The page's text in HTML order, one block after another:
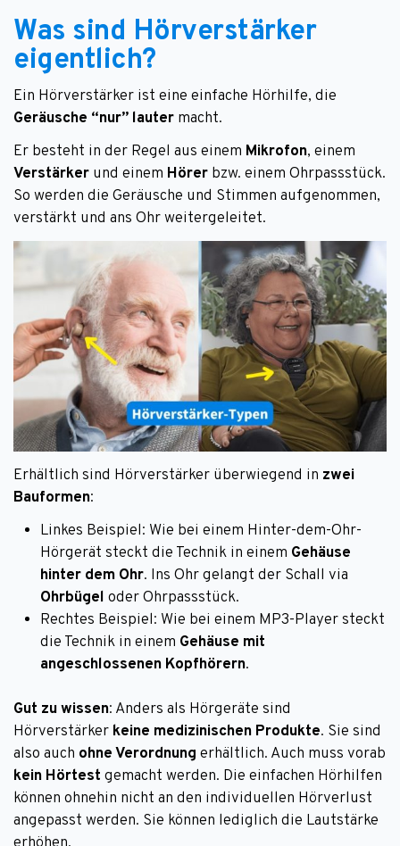
Was sind Hörverstärker
eigentlich?
Ein Hörverstärker ist eine einfache Hörhilfe, die
Geräusche “nur” lauter macht.
Er besteht in der Regel aus einem Mikrofon, einem
Verstärker und einem Hörer bzw. einem Ohrpassstück.
So werden die Geräusche und Stimmen aufgenommen,
verstärkt und ans Ohr weitergeleitet.
Erhältlich sind Hörverstärker überwiegend in zwei
Bauformen:
Linkes Beispiel: Wie bei einem Hinter-dem-Ohr-
Hörgerät steckt die Technik in einem Gehäuse
hinter dem Ohr. Ins Ohr gelangt der Schall via
Ohrbügel oder Ohrpassstück.
Rechtes Beispiel: Wie bei einem MP3-Player steckt
die Technik in einem Gehäuse mit
angeschlossenen Kopfhörern.
Gut zu wissen: Anders als Hörgeräte sind
Hörverstärker keine medizinischen Produkte. Sie sind
also auch ohne Verordnung erhältlich. Auch muss vorab
kein Hörtest gemacht werden. Die einfachen Hörhilfen
können ohnehin nicht an den individuellen Hörverlust
angepasst werden. Sie können lediglich die Lautstärke